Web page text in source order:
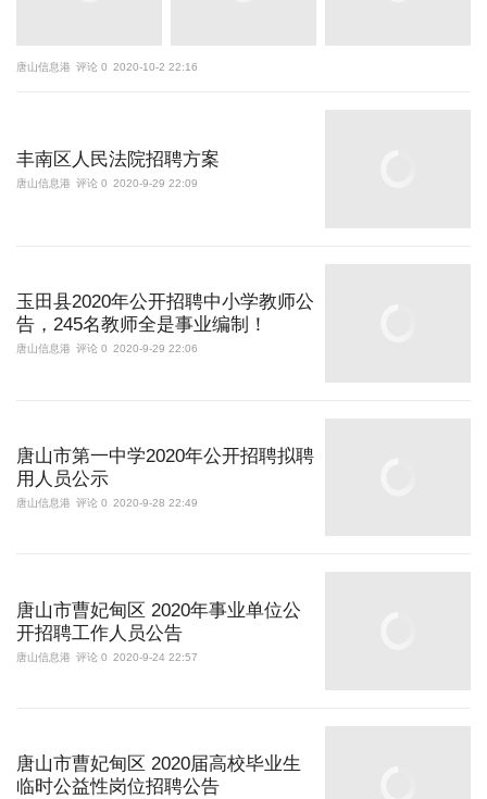
唐山信息港 评论 0 2020-10-2 22:16
丰南区人民法院招聘方案
唐山信息港 评论 0 2020-9-29 22:09
玉田县2020年公开招聘中小学教师公
告，245名教师全是事业编制！
唐山信息港 评论 0 2020-9-29 22:06
唐山市第一中学2020年公开招聘拟聘
用人员公示
唐山信息港 评论 0 2020-9-28 22:49
唐山市曹妃甸区 2020年事业单位公
开招聘工作人员公告
唐山信息港 评论 0 2020-9-24 22:57
唐山市曹妃甸区 2020届高校毕业生
临时公益性岗位招聘公告